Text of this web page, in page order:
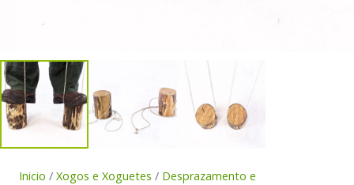
Inicio / Xogos e Xoguetes / Desprazamento e